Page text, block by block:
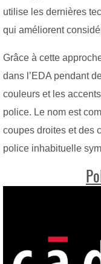
utilise les dernières
qui améliorent
Grâce à cette
dans l’EDA pendant
couleurs et les
police. Le nom est
coupes droites et des
police inhabituelle